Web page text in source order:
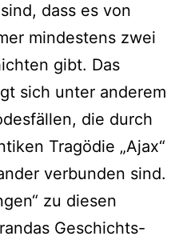
dass es von
min­des­tens zwei
gibt. Das
sich unter ande­rem
die durch
Tragödie „Ajax“
ver­bun­den sind.
zu die­sen
Geschichts-